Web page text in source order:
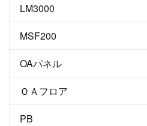
LM3000
MSF200
OAパネル
ＯＡフロア
PB